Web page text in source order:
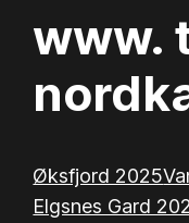
www.
Øksfjord 2025
Elgsnes Gard